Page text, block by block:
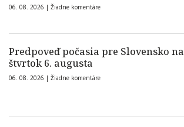
06. 08. 2026 | Žiadne komentáre
Predpoveď počasia pre Slovensko na
štvrtok 6. augusta
06. 08. 2026 | Žiadne komentáre